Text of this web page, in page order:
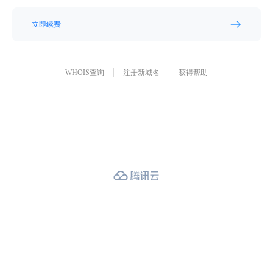
立即续费
WHOIS查询 注册新域名 获得帮助